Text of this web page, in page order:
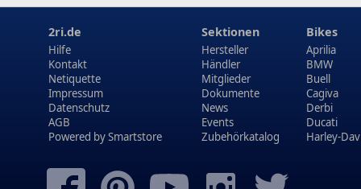
2ri.de
Hilfe
Kontakt
Netiquette
Impressum
Datenschutz
AGB
Powered bySmartstore
Sektionen
Hersteller
Händler
Mitglieder
Dokumente
News
Events
Zubehörkatalog
Bikes
Aprilia
BMW
Buell
Cagiva
Derbi
Ducati
Harley-